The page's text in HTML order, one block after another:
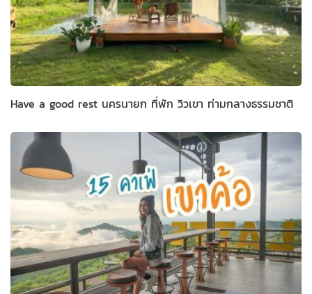
Have a good rest นครนายก ที่พัก วิวเขา ท่ามกลางธรรมชาติ